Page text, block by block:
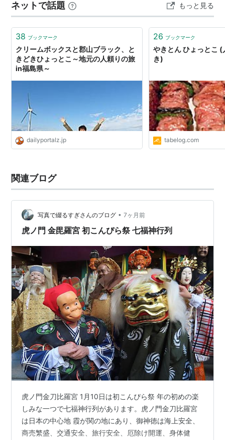
ホに プレゼントの品が届いたと 母の明るい…
ネットで話題 もっと見る
38 ブックマーク
クリームボックスと郡山ブラック、と
きどきひょっとこ～地元の人頼りの旅
in福島県～
dailyportalz.jp
26 ブックマーク
やきとん ひょっとこ
き)
tabelog.com
関連ブログ
写真で綴るすぎさんのブログ • 7ヶ月前
虎ノ門 金毘羅宮 初こんぴら祭 七福神行列
虎ノ門金刀比羅宮 1月10日は初こんぴら祭 年の初めの楽
しみな一つで七福神行列があります。虎ノ門金刀比羅宮
は日本の中心地 霞が関の地にあり、御神徳は海上安全、
商売繁盛、交通安全、旅行安全、厄除け開運、身体健